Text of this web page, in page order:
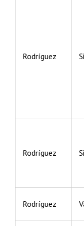
Rodríguez
Rodríguez
Rodríguez